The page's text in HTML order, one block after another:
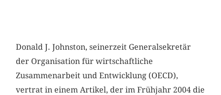
Donald J. Johnston, seinerzeit Generalsekretär
der Organisation für wirtschaftliche
Zusammenarbeit und Entwicklung (OECD),
vertrat in einem Artikel, der im Frühjahr 2004 die